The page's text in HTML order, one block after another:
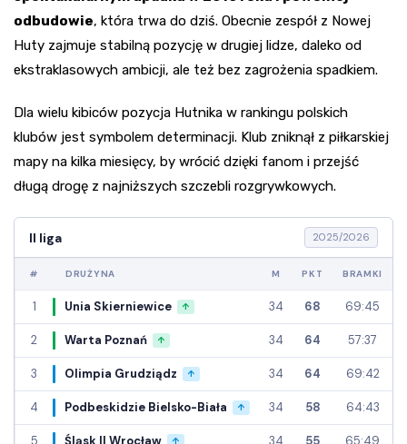
odbudowie, która trwa do dziś. Obecnie zespół z Nowej
Huty zajmuje stabilną pozycję w drugiej lidze, daleko od
ekstraklasowych ambicji, ale też bez zagrożenia spadkiem.
Dla wielu kibiców pozycja Hutnika w rankingu polskich
klubów jest symbolem determinacji. Klub zniknął z piłkarskiej
mapy na kilka miesięcy, by wrócić dzięki fanom i przejść
długą drogę z najniższych szczebli rozgrywkowych.
II liga 2025/2026
# DRUŻYNA M PKT BRAMKI
1 Unia Skierniewice ↑ 34 68 69:45
2 Warta Poznań ↑ 34 64 57:37
3 Olimpia Grudziądz ↑ 34 64 69:42
4 Podbeskidzie Bielsko-Biała ↑ 34 58 64:43
↑